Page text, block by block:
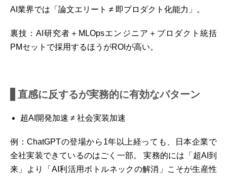
AI業界では「論文エリート ≠ 即プロダクト化能力」。
裏技：AI研究者＋MLOpsエンジニア＋プロダクト統括
PMセットで採用するほうがROIが高い。
直感に反するが実務的に有効なパターン
超AI開発加速 ≠ 社会実装加速
例：ChatGPTの登場から1年以上経っても、日本企業で
全社実装できているのはごく一部。 実務的には「超AI到
来」より「AI利活用ボトルネックの解消」こそが生産性